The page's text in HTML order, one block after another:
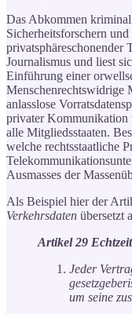
Das Abkommen
Sicherheitsforschern
privatsphäreschonender
Journalismus und liest
Einführung einer
Menschenrechtswidrige
anlasslose
privater Kommunikation
alle Mitgliedsstaaten.
welche rechtsstaatliche
Ausmasses der
Als Beispiel hier der
Verkehrsdaten übersetzt
Artikel 29
Jeder
um seine